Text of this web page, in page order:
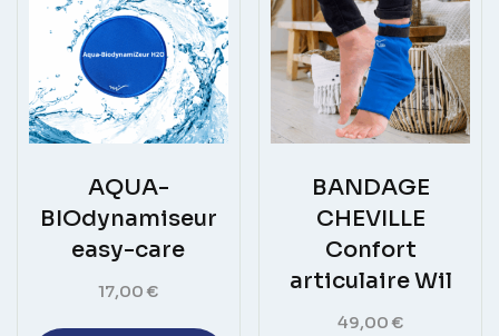
AQUA-
BIOdynamiseur
easy-care
17,00€
BANDAGE
CHEVILLE
Confort
articulaire Wil
49,00€